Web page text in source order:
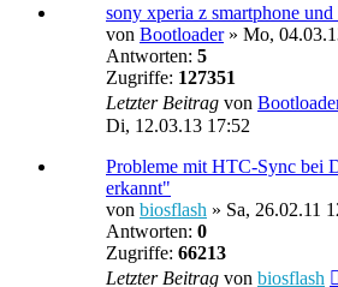
sony xperia z smartphone
von Bootloader» Mo,
Antworten: 5
Zugriffe: 127351
Letzter Beitrag von
Di, 12.03.13 17:52
Probleme mit HTC-Sync bei
erkannt"
von biosflash » Sa, 26.02.11
Antworten: 0
Zugriffe: 66213
Letzter Beitrag von biosflash